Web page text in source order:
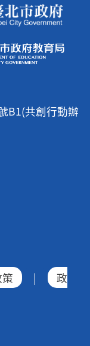
B1(共創行動辦
| 政